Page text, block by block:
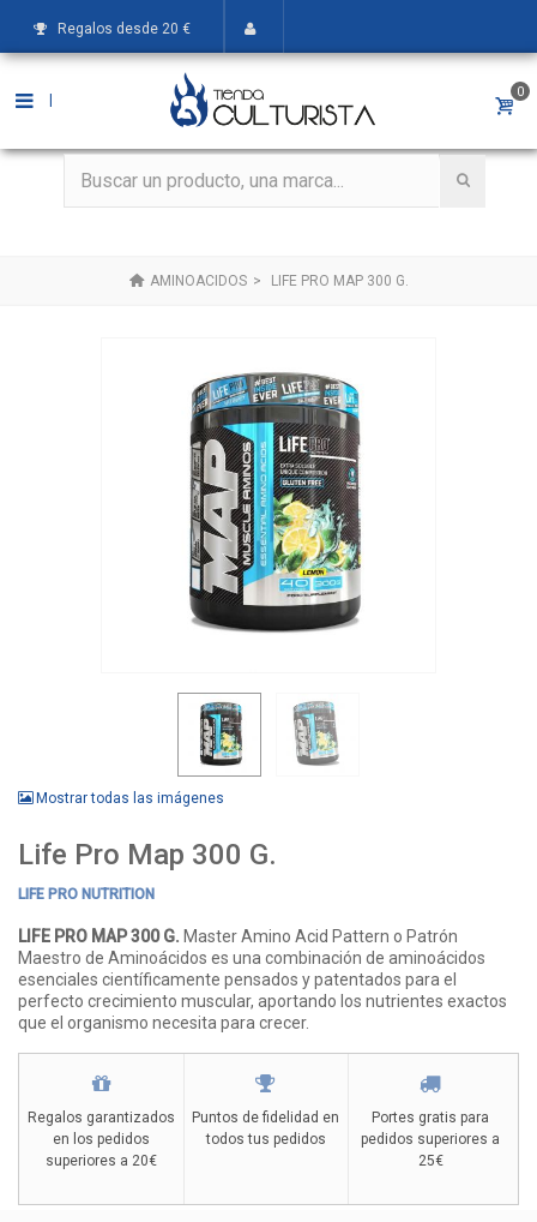
Regalos desde 20 €
0
AMINOACIDOS > LIFE PRO MAP 300 G.
Mostrar todas las imágenes
Life Pro Map 300 G.
LIFE PRO NUTRITION
LIFE PRO MAP 300 G. Master Amino Acid Pattern o Patrón
Maestro de Aminoácidos es una combinación de aminoácidos
esenciales científicamente pensados y patentados para el
perfecto crecimiento muscular, aportando los nutrientes exactos
que el organismo necesita para crecer.
Regalos garantizados
en los pedidos
superiores a 20€
Puntos de fidelidad en
todos tus pedidos
Portes gratis para
pedidos superiores a
25€